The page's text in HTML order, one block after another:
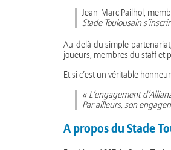
Jean-Marc Pailhol,
Stade Toulousain
Au-delà du simple
joueurs, membres du staff et
Et si c’est un véritable
« L’engagement
Par ailleurs, son
A propos du Stade